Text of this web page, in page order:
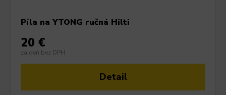
Píla na YTONG ručná Hilti
20 €
za deň bez DPH
Detail